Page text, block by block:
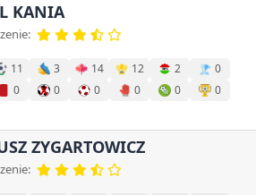
KANIA
11 3 14 12 2
0
0 0 0 0 0
0
ZYGARTOWICZ